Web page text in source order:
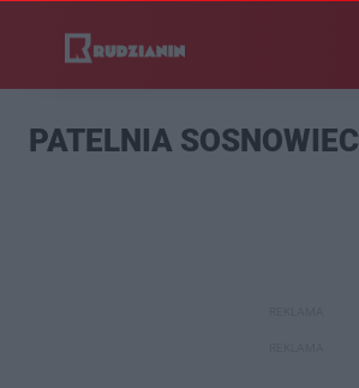
PATELNIA SOSNOWIEC